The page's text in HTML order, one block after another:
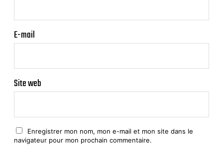
E-mail
Site web
Enregistrer mon nom, mon e-mail et mon site dans le
navigateur pour mon prochain commentaire.